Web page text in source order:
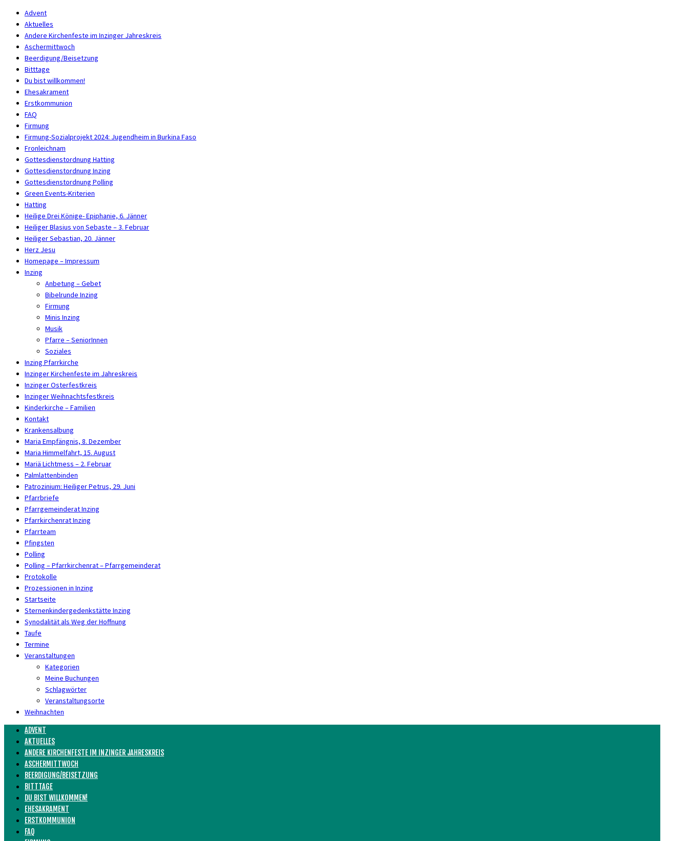
Advent
Aktuelles
Andere Kirchenfeste im Inzinger Jahreskreis
Aschermittwoch
Beerdigung/Beisetzung
Bitttage
Du bist willkommen!
Ehesakrament
Erstkommunion
FAQ
Firmung
Firmung-Sozialprojekt 2024: Jugendheim in Burkina Faso
Fronleichnam
Gottesdienstordnung Hatting
Gottesdienstordnung Inzing
Gottesdienstordnung Polling
Green Events-Kriterien
Hatting
Heilige Drei Könige- Epiphanie, 6. Jänner
Heiliger Blasius von Sebaste – 3. Februar
Heiliger Sebastian, 20. Jänner
Herz Jesu
Homepage – Impressum
Inzing
Anbetung – Gebet
Bibelrunde Inzing
Firmung
Minis Inzing
Musik
Pfarre – SeniorInnen
Soziales
Inzing Pfarrkirche
Inzinger Kirchenfeste im Jahreskreis
Inzinger Osterfestkreis
Inzinger Weihnachtsfestkreis
Kinderkirche – Familien
Kontakt
Krankensalbung
Maria Empfängnis, 8. Dezember
Maria Himmelfahrt, 15. August
Mariä Lichtmess – 2. Februar
Palmlattenbinden
Patrozinium: Heiliger Petrus, 29. Juni
Pfarrbriefe
Pfarrgemeinderat Inzing
Pfarrkirchenrat Inzing
Pfarrteam
Pfingsten
Polling
Polling – Pfarrkirchenrat – Pfarrgemeinderat
Protokolle
Prozessionen in Inzing
Startseite
Sternenkindergedenkstätte Inzing
Synodalität als Weg der Hoffnung
Taufe
Termine
Veranstaltungen
Kategorien
Meine Buchungen
Schlagwörter
Veranstaltungsorte
Weihnachten
ADVENT
AKTUELLES
ANDERE KIRCHENFESTE IM INZINGER JAHRESKREIS
ASCHERMITTWOCH
BEERDIGUNG/BEISETZUNG
BITTTAGE
DU BIST WILLKOMMEN!
EHESAKRAMENT
ERSTKOMMUNION
FAQ